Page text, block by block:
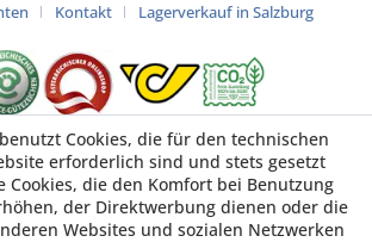
Kontakt Lagerverkauf in Salzburg
Cookies, die für den technischen
erforderlich sind und stets gesetzt
Cookies, die den Komfort bei Benutzung
der Direktwerbung dienen oder die
Websites und sozialen Netzwerken